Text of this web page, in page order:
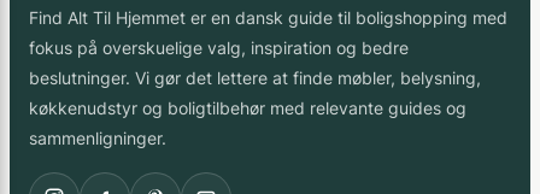
Find Alt Til Hjemmet er en dansk guide til boligshopping med
fokus på overskuelige valg, inspiration og bedre
beslutninger. Vi gør det lettere at finde møbler, belysning,
køkkenudstyr og boligtilbehør med relevante guides og
sammenligninger.